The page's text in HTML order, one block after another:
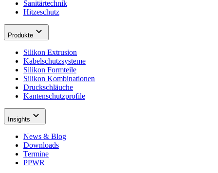
Sanitärtechnik
Hitzeschutz
Produkte
Silikon Extrusion
Kabelschutzsysteme
Silikon Formteile
Silikon Kombinationen
Druckschläuche
Kantenschutzprofile
Insights
News & Blog
Downloads
Termine
PPWR